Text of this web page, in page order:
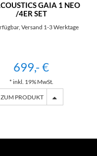
GAIA 1 NEO
/4ER SET
Versand 1-3 Werktage
699,- €
* inkl. 19% MwSt.
ZUM PRODUKT